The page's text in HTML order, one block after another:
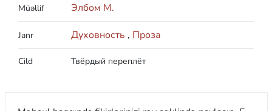
Müəllif Элбом М.
Janr Духовность , Проза
Cild Твёрдый переплёт